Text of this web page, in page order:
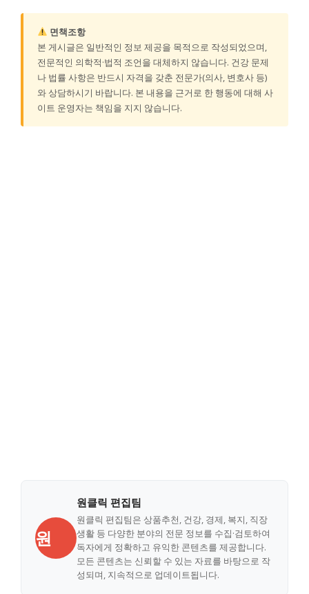
면책조항
본 게시글은 일반적인 정보 제공을 목적으로 작성되었으며,
전문적인 의학적·법적 조언을 대체하지 않습니다. 건강 문제
나 법률 사항은 반드시 자격을 갖춘 전문가(의사, 변호사 등)
와 상담하시기 바랍니다. 본 내용을 근거로 한 행동에 대해 사
이트 운영자는 책임을 지지 않습니다.
원
원클릭 편집팀
원클릭 편집팀은 상품추천, 건강, 경제, 복지, 직장
생활 등 다양한 분야의 전문 정보를 수집·검토하여
독자에게 정확하고 유익한 콘텐츠를 제공합니다.
모든 콘텐츠는 신뢰할 수 있는 자료를 바탕으로 작
성되며, 지속적으로 업데이트됩니다.